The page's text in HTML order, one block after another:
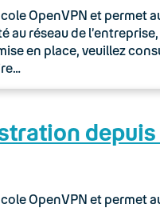
OpenVPN et permet
réseau de
en place, veuillez
OpenVPN et permet